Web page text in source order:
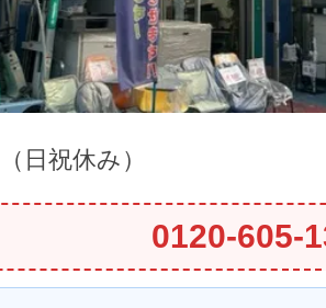
（日祝休み）
0120-605-